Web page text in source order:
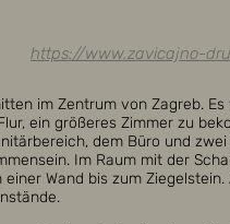
https://www.zavicajno-
im Zentrum von Zagreb. Es
ein größeres Zimmer zu
dem Büro und
Im Raum mit der
Wand bis zum Ziegelstein.